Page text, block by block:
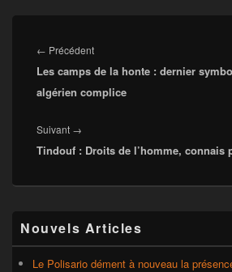
de
l’article
← PrécédentArticle
précédent :
Les camps de la honte : dernier
algérien complice
Suivant →
suivant :
Tindouf : Droits de l’homme, connais
principale
de
widget
Nouvels Articles
Le Polisario dément à nouveau la